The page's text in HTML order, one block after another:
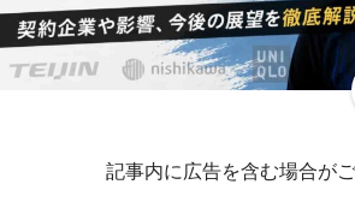
記事内に広告を含む場合が